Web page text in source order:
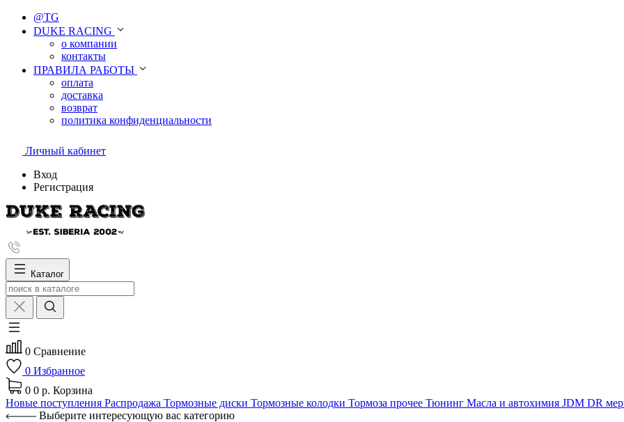
@TG
DUKE RACING
о компании
контакты
ПРАВИЛА РАБОТЫ
оплата
доставка
возврат
политика конфиденциальности
Личный кабинет
Вход
Регистрация
Каталог
0 Сравнение
0 Избранное
0 0 р. Корзина
Новые поступления Распродажа Тормозные диски Тормозные колодки Тормоза прочее Тюнинг Масла и автохимия JDM DR
Выберите интересующую вас категорию